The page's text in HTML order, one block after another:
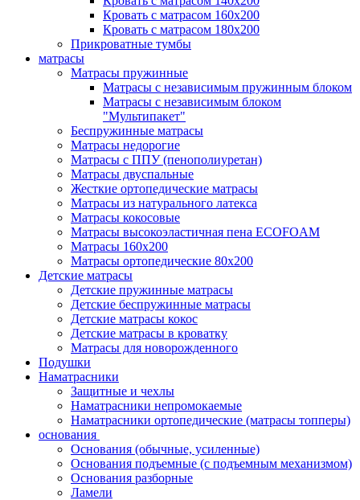
Кровать с матрасом 160х200
Кровать с матрасом 180х200
Прикроватные тумбы
матрасы
Матрасы пружинные
Матрасы с независимым пружинным блоком
Матрасы с независимым блоком
"Мультипакет"
Беспружинные матрасы
Матрасы недорогие
Матрасы с ППУ (пенополиуретан)
Матрасы двуспальные
Жесткие ортопедические матрасы
Матрасы из натурального латекса
Матрасы кокосовые
Матрасы высокоэластичная пена ECOFOAM
Матрасы 160х200
Матрасы ортопедические 80х200
Детские матрасы
Детские пружинные матрасы
Детские беспружинные матрасы
Детские матрасы кокос
Детские матрасы в кроватку
Матрасы для новорожденного
Подушки
Наматрасники
Защитные и чехлы
Наматрасники непромокаемые
Наматрасники ортопедические (матрасы топперы)
основания
Основания (обычные, усиленные)
Основания подъемные (с подъемным механизмом)
Основания разборные
Ламели